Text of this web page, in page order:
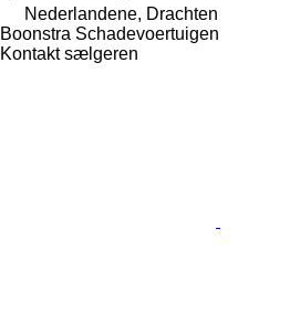
Nederlandene, Drachten
Boonstra Schadevoertuigen
Kontakt sælgeren